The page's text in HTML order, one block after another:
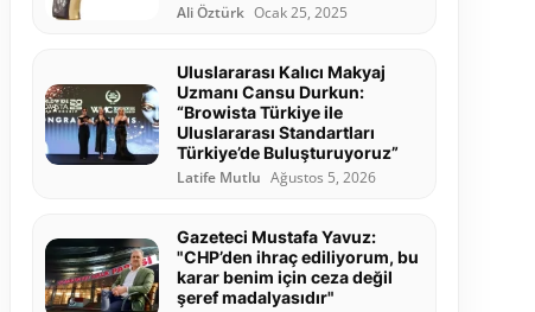
Ali Öztürk Ocak 25, 2025
Uluslararası Kalıcı Makyaj
Uzmanı Cansu Durkun:
“Browista Türkiye ile
Uluslararası Standartları
Türkiye’de Buluşturuyoruz”
Latife Mutlu Ağustos 5, 2026
Gazeteci Mustafa Yavuz:
"CHP’den ihraç ediliyorum, bu
karar benim için ceza değil
şeref madalyasıdır"